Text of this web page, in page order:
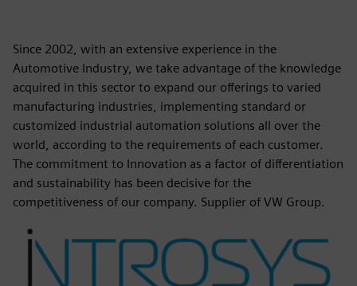
Since 2002, with an extensive experience in the
Automotive Industry, we take advantage of the knowledge
acquired in this sector to expand our offerings to varied
manufacturing industries, implementing standard or
customized industrial automation solutions all over the
world, according to the requirements of each customer.
The commitment to Innovation as a factor of differentiation
and sustainability has been decisive for the
competitiveness of our company. Supplier of VW Group.